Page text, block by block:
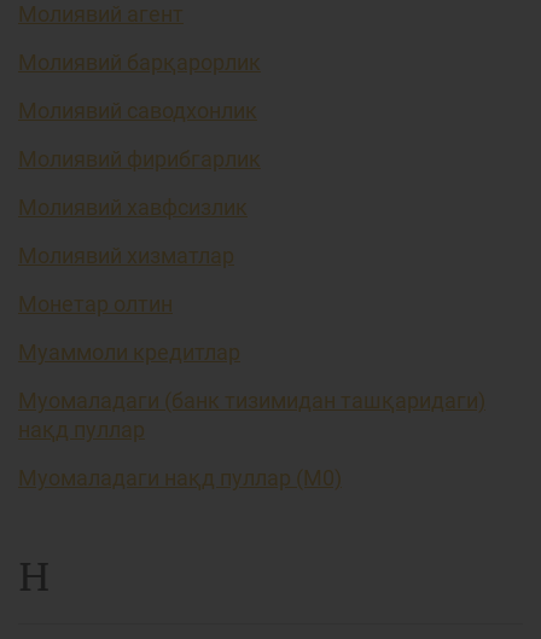
Молиявий агент
Молиявий барқарорлик
Молиявий саводхонлик
Молиявий фирибгарлик
Молиявий хавфсизлик
Молиявий хизматлар
Монетар олтин
Муаммоли кредитлар
Муомаладаги (банк тизимидан ташқаридаги)
нақд пуллар
Муомаладаги нақд пуллар (М0)
Н